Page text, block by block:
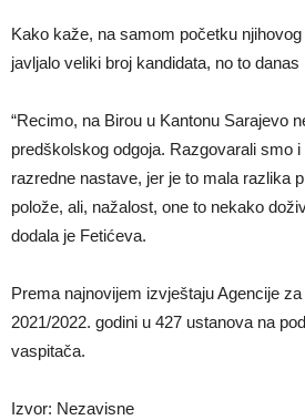
Kako kaže, na samom početku
javljalo veliki broj kandidata, no to danas
“Recimo, na Birou u Kantonu Sarajevo
predškolskog odgoja. Razgovarali smo
razredne nastave, jer je to mala razlika
polože, ali, nažalost, one to nekako
dodala je Fetićeva.
Prema najnovijem izvještaju Agencije
2021/2022. godini u 427 ustanova na
vaspitača.
Izvor: Nezavisne